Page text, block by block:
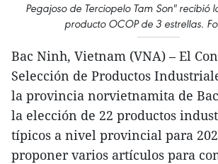
Pegajoso de Terciopelo Tam Son" recibió
producto OCOP de 3 estrellas.
Bac Ninh, Vietnam (VNA) – El
Selección de Productos
la provincia norvietnamita de
la elección de 22 productos
típicos a nivel provincial para
proponer varios artículos para